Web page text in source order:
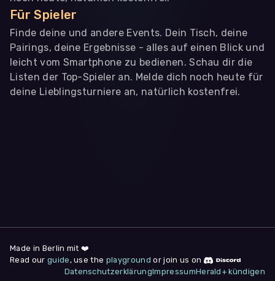
Für Spieler
Finde deine und andere Events. Dein Tisch, deine
Pairings, deine Ergebnisse - alles auf einen Blick und
leicht vom Smartphone zu bedienen. Schau dir die
Listen der Top-Spieler an. Melde dich noch heute für
deine Lieblingsturniere an, natürlich kostenfrei.
deine Zustimmung jederzeit unter "
am Seitenende widerrufen.
Made in Berlin mit ❤️
Read our guide , use the playground or join us on
DatenschutzerklärungImpressumHerald+ kündigen